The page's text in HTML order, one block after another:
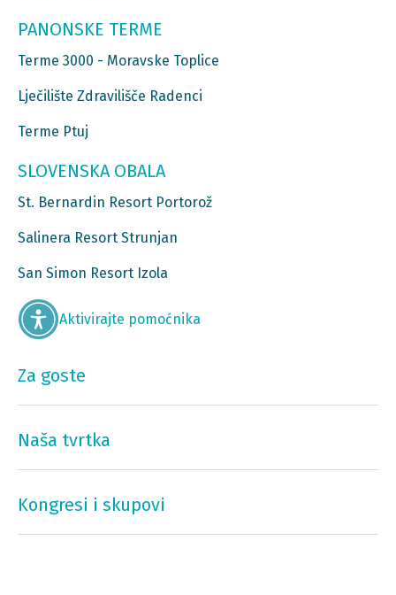
PANONSKE TERME
Terme 3000 - Moravske Toplice
Lječilište Zdravilišče Radenci
Terme Ptuj
SLOVENSKA OBALA
St. Bernardin Resort Portorož
Salinera Resort Strunjan
San Simon Resort Izola
Aktivirajte pomoćnika
Za goste
Naša tvrtka
Kongresi i skupovi